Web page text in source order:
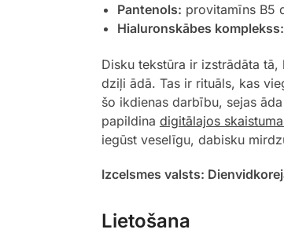
Pantenols: provitamīns B5
Hialuronskābes komplekss:
Disku tekstūra ir izstrādāta
dziļi ādā. Tas ir rituāls, kas
šo ikdienas darbību, sejas
papildina digitālajos
iegūst veselīgu, dabisku
Izcelsmes valsts:
Lietošana